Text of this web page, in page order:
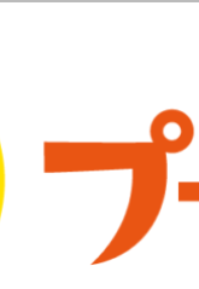
日記 |
ランチ＆